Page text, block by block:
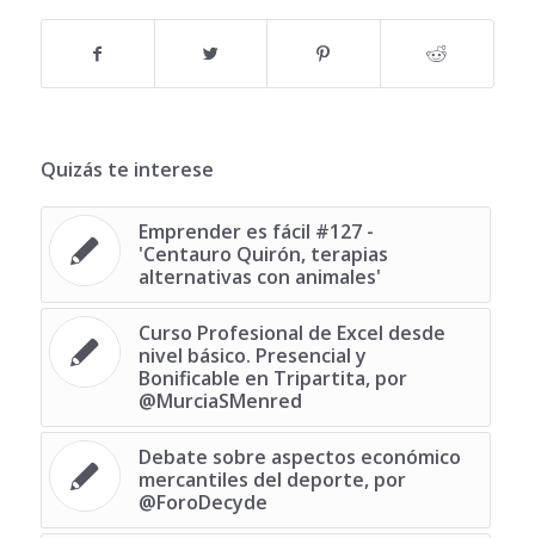
Quizás te interese
Emprender es fácil #127 -
'Centauro Quirón, terapias
alternativas con animales'
Curso Profesional de Excel desde
nivel básico. Presencial y
Bonificable en Tripartita, por
@MurciaSMenred
Debate sobre aspectos económico
mercantiles del deporte, por
@ForoDecyde